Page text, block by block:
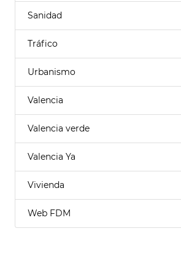
Sanidad
Tráfico
Urbanismo
Valencia
Valencia verde
Valencia Ya
Vivienda
Web FDM